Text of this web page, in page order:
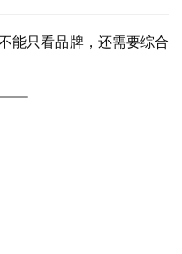
能只看品牌，还需要综合